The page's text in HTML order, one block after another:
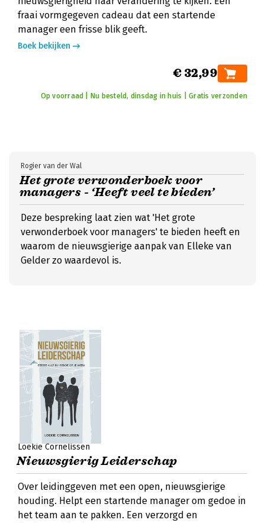
fraai vormgegeven cadeau dat een startende
manager een frisse blik geeft.
Boek bekijken
€ 32,99
Op voorraad | Nu besteld, dinsdag in huis | Gratis verzonden
Het grote verwonderboek voor
managers - ‘Heeft veel te bieden’
Rogier van der Wal
Deze bespreking laat zien wat 'Het grote
verwonderboek voor managers' te bieden heeft en
waarom de nieuwsgierige aanpak van Elleke van
Gelder zo waardevol is.
Loekie Cornelissen
Nieuwsgierig Leiderschap
Over leidinggeven met een open, nieuwsgierige
houding. Helpt een startende manager om gedoe in
het team aan te pakken. Een verzorgd en